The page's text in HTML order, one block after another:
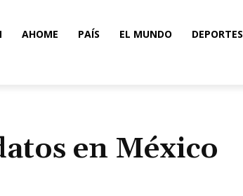
AHOME PAÍS EL MUNDO DEPORTES
en México